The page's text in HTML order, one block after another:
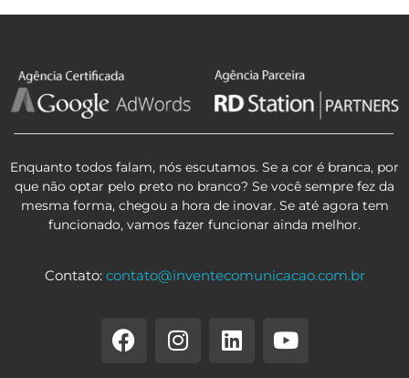
Enquanto todos falam, nós escutamos. Se a cor é branca, por
que não optar pelo preto no branco? Se você sempre fez da
mesma forma, chegou a hora de inovar. Se até agora tem
funcionado, vamos fazer funcionar ainda melhor.
Contato: contato@inventecomunicacao.com.br